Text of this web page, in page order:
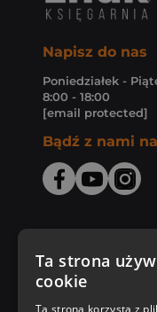
Napisz do nas
Poniedziałek -
8:00 - 18:00
[email protected]
Bądź z nami
Zakupy u nas
Ta strona
cookie
Ta strona korzysta z